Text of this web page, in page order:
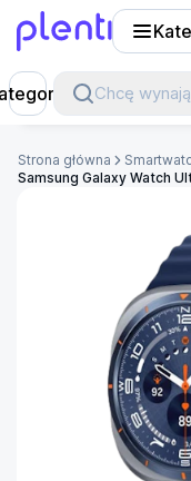
Chcę
Strona główna
Samsung Galaxy Watch